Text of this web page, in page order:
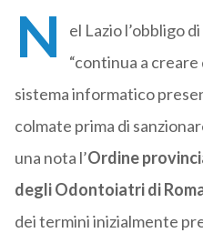
N el Lazio l’obbligo di
“continua a
sistema informatico
colmate prima di
una nota l’Ordine
degli Odontoiatri di
dei termini inizialmente